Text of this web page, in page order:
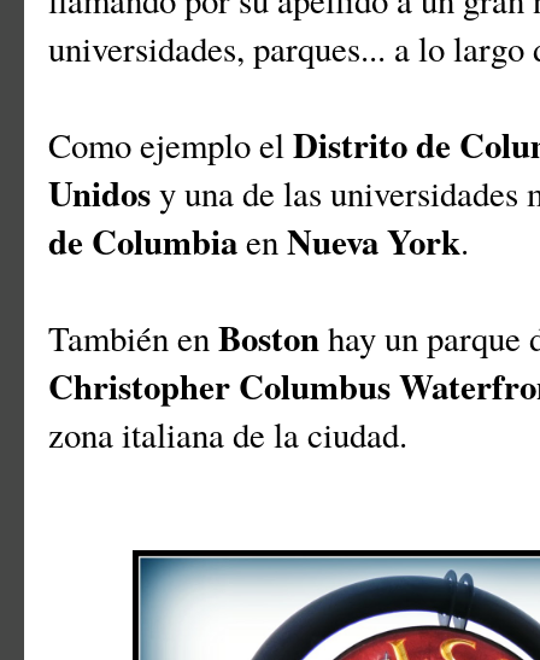
universidades, parques... a lo
Como ejemplo elDistrito de
Unidosy una de las universidades
de ColumbiaenNueva York.
También enBostonhay un parque
Christopher Columbus
zona italiana de la ciudad.